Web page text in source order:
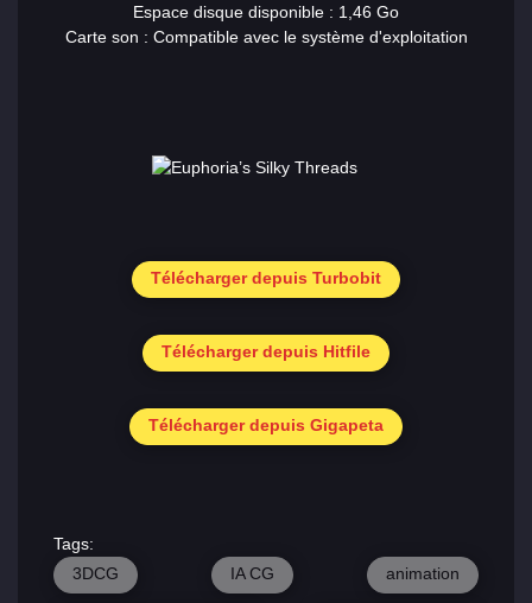
Espace disque disponible : 1,46 Go
Carte son : Compatible avec le système d'exploitation
Télécharger depuis Turbobit
Télécharger depuis Hitfile
Télécharger depuis Gigapeta
Tags:
3DCG
IA CG animation